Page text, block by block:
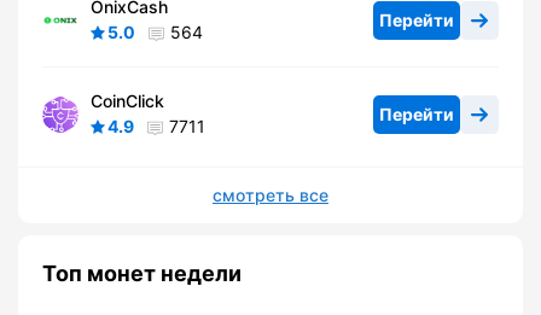
OnixCash
5.0
564
Перейти
CoinClick
4.9
7711
Перейти
смотреть все
Топ монет недели